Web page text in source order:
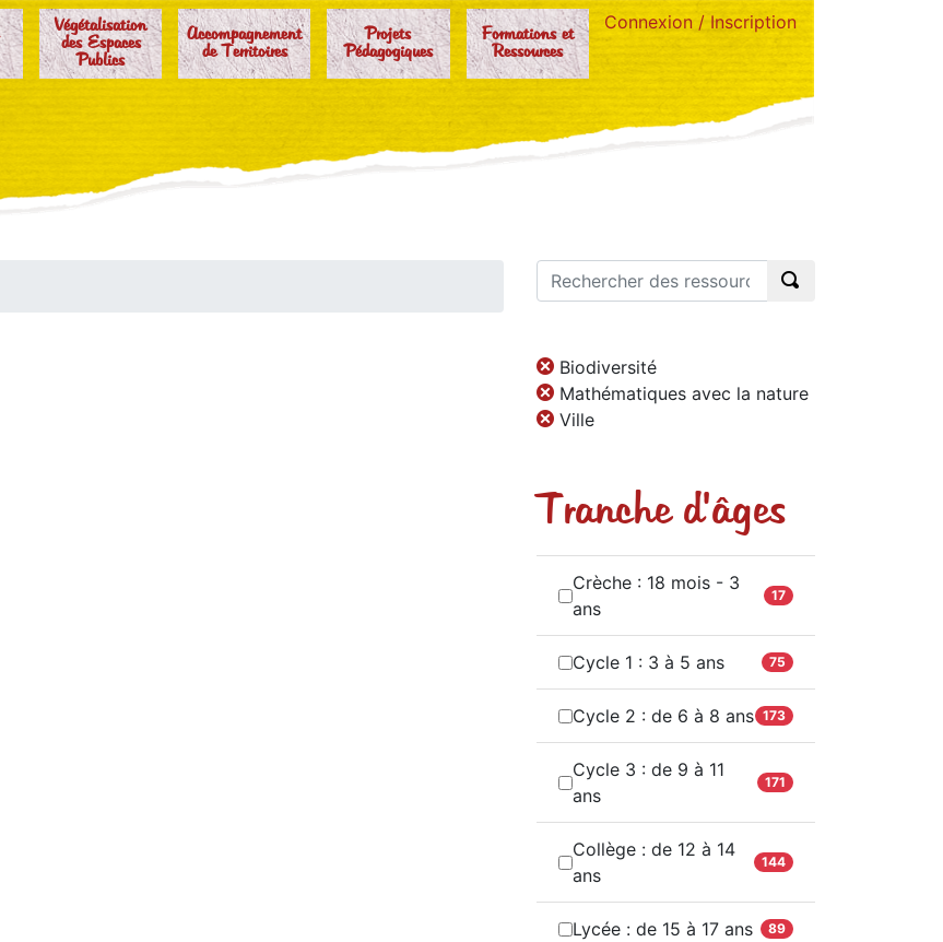
Végétalisation
des Espaces
Publics
Accompagnement
de Territoires
Projets
Pédagogiques
Formations et
Ressources
Connexion / Inscription
Biodiversité
Mathématiques avec la nature
Ville
Tranche d'âges
Crèche : 18 mois - 3
ans
17
Cycle 1 : 3 à 5 ans 75
Cycle 2 : de 6 à 8 ans 173
Cycle 3 : de 9 à 11
ans
171
Collège : de 12 à 14
ans
144
Lycée : de 15 à 17 ans 89